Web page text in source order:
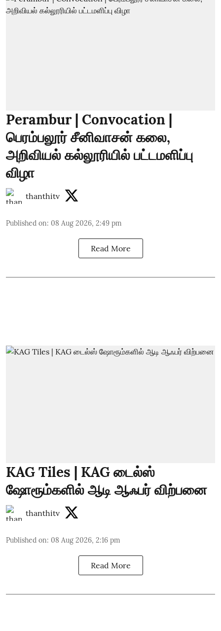
Perambur | Convocation |
பெரம்பலூர் சீனிவாசன் கலை,
அறிவியல் கல்லூரியில் பட்டமளிப்பு
விழா
thanthitv
Published on: 08 Aug 2026, 2:49 pm
Read More
KAG Tiles | KAG டைல்ஸ்
ஷோரூம்களில் ஆடி ஆஃபர் விற்பனை
thanthitv
Published on: 08 Aug 2026, 2:16 pm
Read More